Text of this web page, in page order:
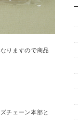
りますので商品
チェーン本部と